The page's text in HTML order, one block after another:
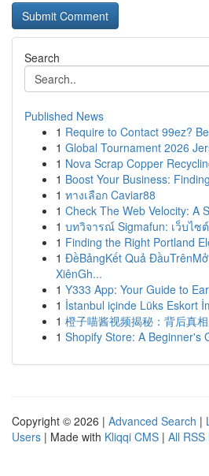
Search
Published News
1 Require to Contact 99ez?
1 Global Tournament 2026
1 Nova Scrap Copper
1 Boost Your Business:
1 ทางเลือก Caviar88
1 Check The Web Velocity: A
1 บทวิจารณ์ Sigmafun: เว็บไซ
1 Finding the Right Portland
1 ĐềBảngKết Quả
XiênGh...
1 Y333 App: Your Guide to
1 İstanbul içinde Lüks Eskort
1 橙子喵酱视频揭秘：背后真
1 Shopify Store: A Beginner's
Copyright © 2026 | Advanced Search |
Users | Made with Kliqqi CMS | All